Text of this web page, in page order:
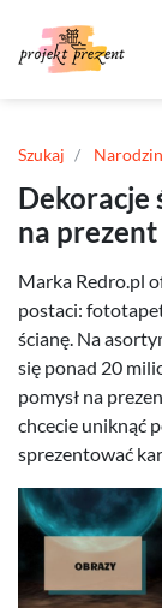
Szukaj
Dekoracje
na prezent
Marka Redro.pl
postaci:
ścianę. Na
się ponad 20
pomysł na
chcecie uniknąć
sprezentować